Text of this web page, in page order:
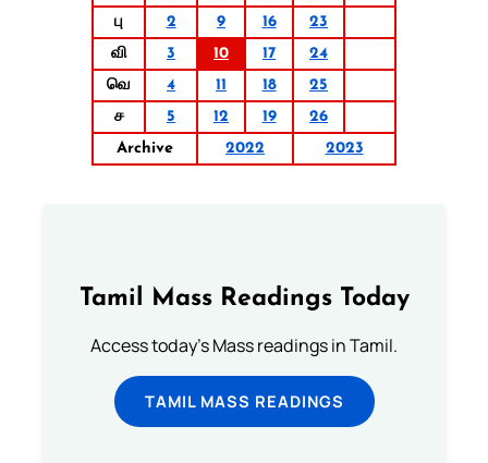
பு
2 9 16
23
வி
3 10 17
24
வெ
4 11 18
25
ச
5 12 19
26
Archive
2022 2023
Tamil Mass Readings Today
Access today's Mass readings in Tamil.
TAMIL MASS READINGS